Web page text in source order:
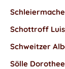
Schottroff
Schweitzer
Sölle Dorothee